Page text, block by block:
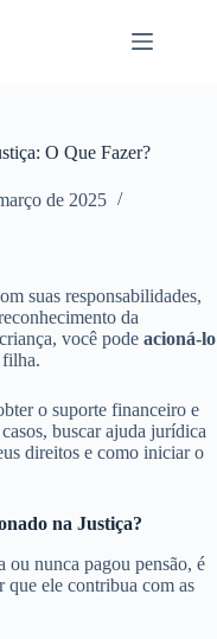
O Que Fazer?
de 2025
suas responsabilidades,
da
você pode acioná-lo
filha.
o suporte financeiro e
buscar ajuda jurídica
direitos e como iniciar o
na Justiça?
ou nunca pagou pensão, é
que ele contribua com as